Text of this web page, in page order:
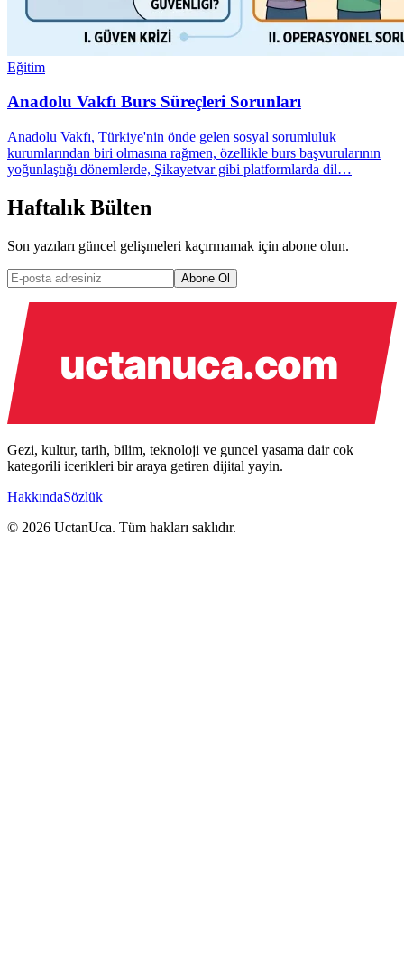
Eğitim
Anadolu Vakfı Burs Süreçleri Sorunları
Anadolu Vakfı, Türkiye'nin önde gelen sosyal sorumluluk
kurumlarından biri olmasına rağmen, özellikle burs başvurularının
yoğunlaştığı dönemlerde, Şikayetvar gibi platformlarda dil…
Haftalık Bülten
Son yazıları güncel gelişmeleri kaçırmamak için abone olun.
Abone Ol
Gezi, kultur, tarih, bilim, teknoloji ve guncel yasama dair cok
kategorili icerikleri bir araya getiren dijital yayin.
HakkındaSözlük
© 2026 UctanUca. Tüm hakları saklıdır.